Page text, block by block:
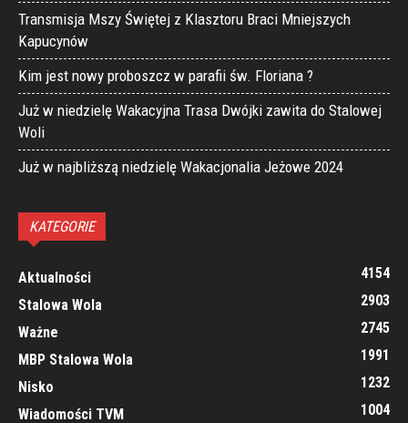
Transmisja Mszy Świętej z Klasztoru Braci Mniejszych
Kapucynów
Kim jest nowy proboszcz w parafii św. Floriana ?
Już w niedzielę Wakacyjna Trasa Dwójki zawita do Stalowej
Woli
Już w najbliższą niedzielę Wakacjonalia Jeżowe 2024
KATEGORIE
Aktualności
4154
Stalowa Wola
2903
Ważne
2745
MBP Stalowa Wola
1991
Nisko
1232
Wiadomości TVM
1004